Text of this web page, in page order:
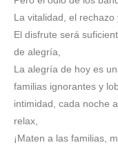
La vitalidad, el
El disfrute será
de alegría,
La alegría de hoy es
familias ignorantes y
intimidad, cada noche
relax,
¡Maten a las familias,